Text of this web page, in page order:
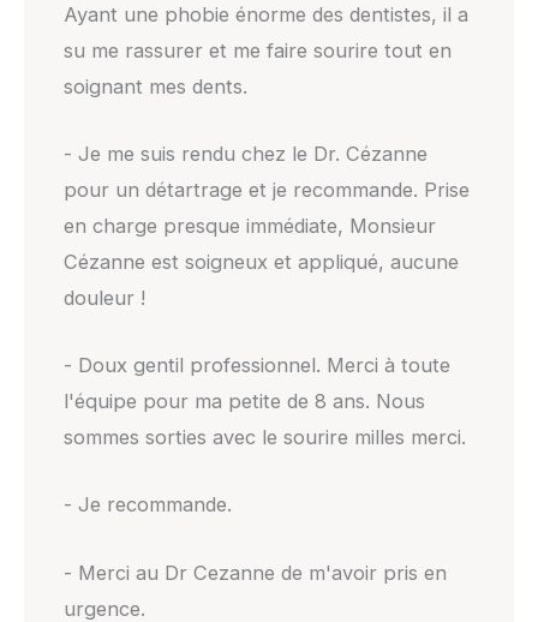
Ayant une phobie énorme des dentistes, il a
su me rassurer et me faire sourire tout en
soignant mes dents.
- Je me suis rendu chez le Dr. Cézanne
pour un détartrage et je recommande. Prise
en charge presque immédiate, Monsieur
Cézanne est soigneux et appliqué, aucune
douleur !
- Doux gentil professionnel. Merci à toute
l'équipe pour ma petite de 8 ans. Nous
sommes sorties avec le sourire milles merci.
- Je recommande.
- Merci au Dr Cezanne de m'avoir pris en
urgence.